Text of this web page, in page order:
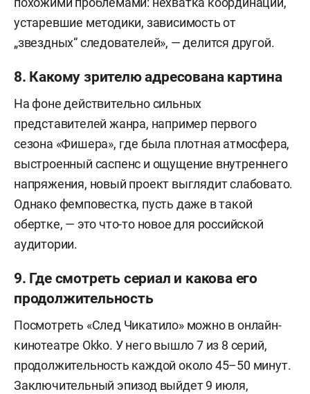
устаревшие методики, зависимость от
„звездных“ следователей», — делится другой.
8. Какому зрителю адресована картина
На фоне действительно сильных
представителей жанра, например первого
сезона «Фишера», где была плотная атмосфера,
выстроенный саспенс и ощущение внутреннего
напряжения, новый проект выглядит слабовато.
Однако фемповестка, пусть даже в такой
обертке, — это что-то новое для российской
аудитории.
9. Где смотреть сериал и какова его
продолжительность
Посмотреть «След Чикатило» можно в онлайн-
кинотеатре Okko. У него вышло 7 из 8 серий,
продолжительность каждой около 45–50 минут.
Заключительный эпизод выйдет 9 июля,